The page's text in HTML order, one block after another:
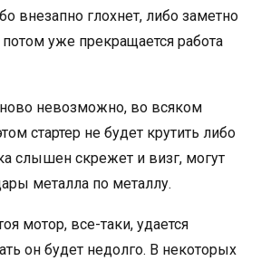
внезапно глохнет, либо заметно
уже прекращается работа
невозможно, во всяком
стартер не будет крутить либо
слышен скрежет и визг, могут
металла по металлу.
мотор, все-таки, удается
он будет недолго. В некоторых